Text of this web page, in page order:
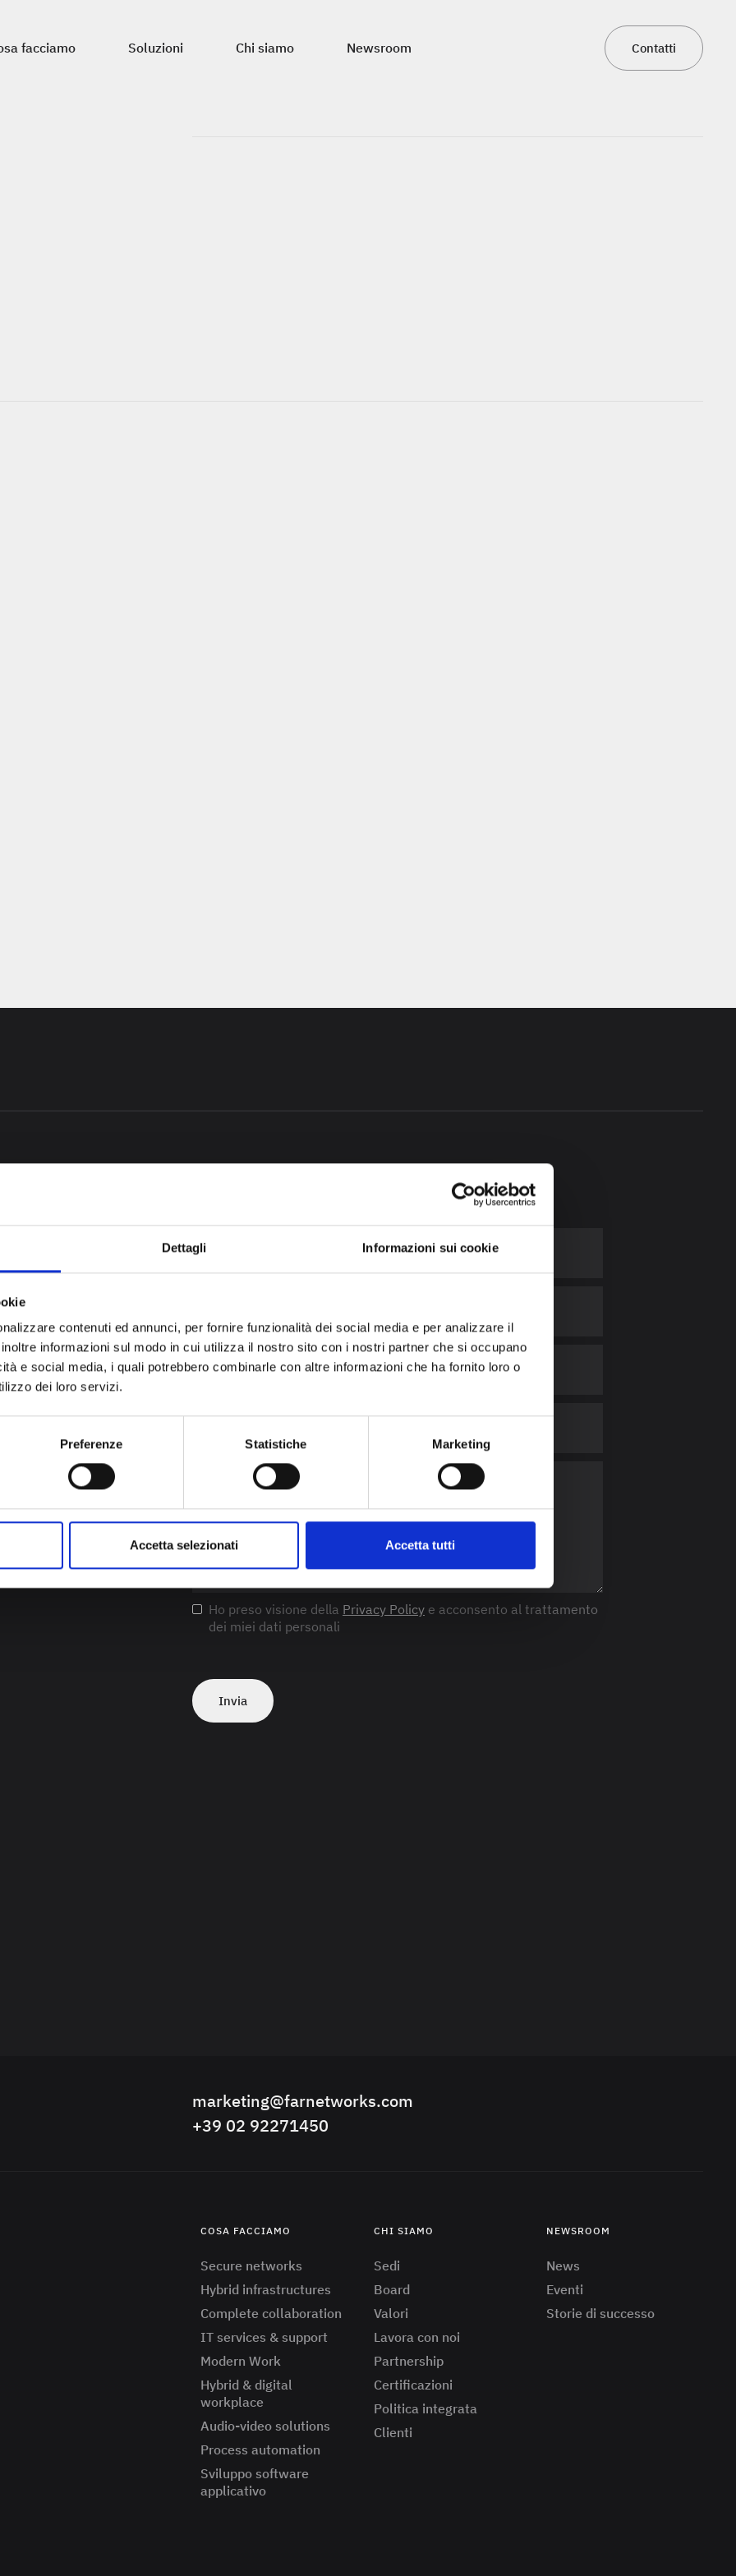
Dettagli Informazioni sui cookie
contenuti ed annunci, per fornire funzionalità dei social media e per analizzare il
informazioni sul modo in cui utilizza il nostro sito con i nostri partner che si occupano
e social media, i quali potrebbero combinarle con altre informazioni che ha fornito loro o
dei loro servizi.
Preferenze Statistiche Marketing
Accetta selezionati Accetta tutti
facciamo
Soluzioni
Chi siamo
Newsroom
Contatti
Ho preso visione della Privacy Policy e acconsento al trattamento
dei miei dati personali
marketing@farnetworks.com
+39 02 92271450
COSA FACCIAMO
Secure networks
Hybrid infrastructures
Complete collaboration
IT services & support
Modern Work
Hybrid & digital
workplace
Audio-video solutions
Process automation
Sviluppo software
applicativo
CHI SIAMO
Sedi
Board
Valori
Lavora con noi
Partnership
Certificazioni
Politica integrata
Clienti
NEWSROOM
News
Eventi
Storie di successo